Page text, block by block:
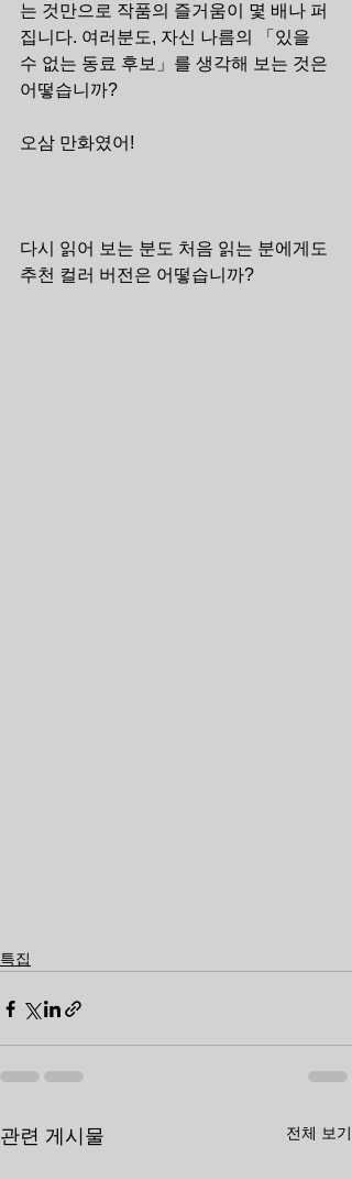
는 것만으로 작품의 즐거움이 몇 배나 퍼
집니다. 여러분도, 자신 나름의 「있을
수 없는 동료 후보」를 생각해 보는 것은
어떻습니까?
오삼 만화였어!
다시 읽어 보는 분도 처음 읽는 분에게도
추천 컬러 버전은 어떻습니까?
특집
관련 게시물 전체 보기